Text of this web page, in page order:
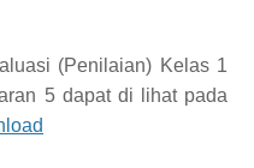
(Penilaian) Kelas 1
5 dapat di lihat pada